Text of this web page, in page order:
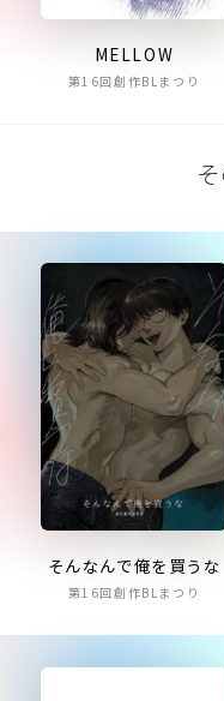
MELLOW
第16回創作BLまつり
そんなんで俺を買うな
第16回創作BLまつり